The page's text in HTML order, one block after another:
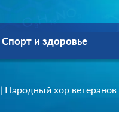
Спорт и здоровье
| Народный хор